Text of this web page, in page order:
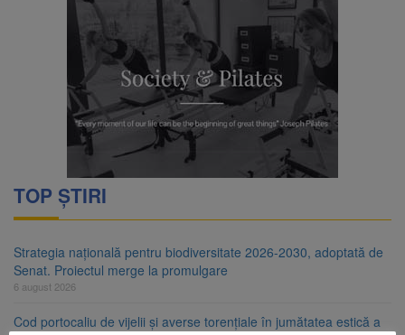
TOP ȘTIRI
Strategia națională pentru biodiversitate 2026-2030, adoptată de
Senat. Proiectul merge la promulgare
6 august 2026
Cod portocaliu de vijelii și averse torențiale în jumătatea estică a